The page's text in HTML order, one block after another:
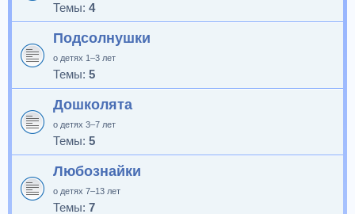
Темы: 4
Подсолнушки
о детях 1–3 лет
Темы: 5
Дошколята
о детях 3–7 лет
Темы: 5
Любознайки
о детях 7–13 лет
Темы: 7